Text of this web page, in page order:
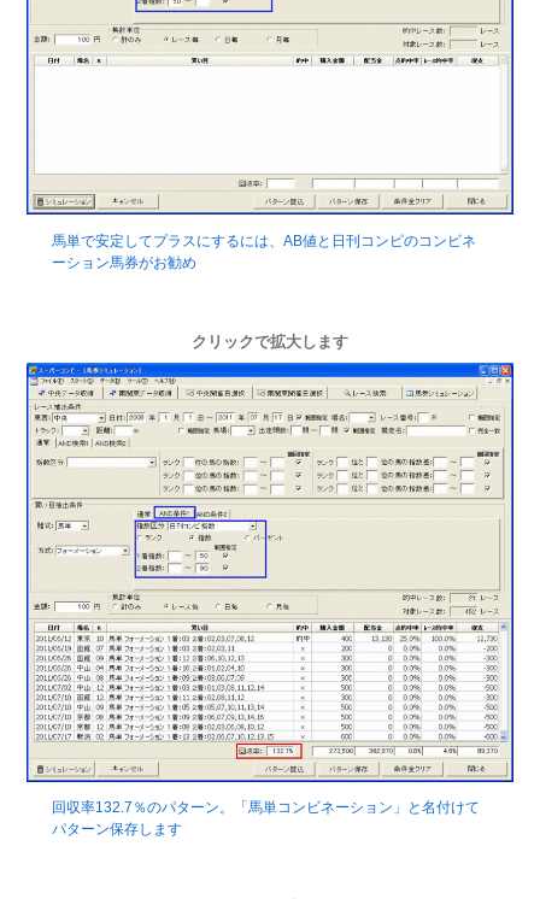
馬単で安定してプラスにするには、AB値と日刊コンピのコンビネ
ーション馬券がお勧め
クリックで拡大します
回収率132.7％のパターン。「馬単コンビネーション」と名付けて
パターン保存します